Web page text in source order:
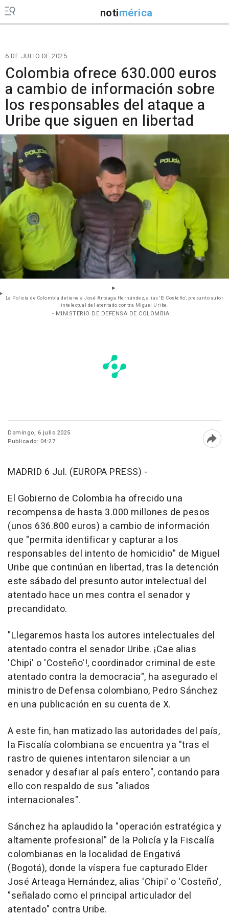
notimérica
6 DE JULIO DE 2025
Colombia ofrece 630.000 euros
a cambio de información sobre
los responsables del ataque a
Uribe que siguen en libertad
La Policía de Colombia detiene a José Arteaga Hernández, alias 'El Costeño', presunto autor
intelectual del atentado contra Miguel Uribe.
- MINISTERIO DE DEFENSA DE COLOMBIA
Domingo, 6 julio 2025
Publicado: 04:27
MADRID 6 Jul. (EUROPA PRESS) -
El Gobierno de Colombia ha ofrecido una
recompensa de hasta 3.000 millones de pesos
(unos 636.800 euros) a cambio de información
que "permita identificar y capturar a los
responsables del intento de homicidio" de Miguel
Uribe que continúan en libertad, tras la detención
este sábado del presunto autor intelectual del
atentado hace un mes contra el senador y
precandidato.
"Llegaremos hasta los autores intelectuales del
atentado contra el senador Uribe. ¡Cae alias
'Chipi' o 'Costeño'!, coordinador criminal de este
atentado contra la democracia", ha asegurado el
ministro de Defensa colombiano, Pedro Sánchez
en una publicación en su cuenta de X.
A este fin, han matizado las autoridades del país,
la Fiscalía colombiana se encuentra ya "tras el
rastro de quienes intentaron silenciar a un
senador y desafiar al país entero", contando para
ello con respaldo de sus "aliados
internacionales".
Sánchez ha aplaudido la "operación estratégica y
altamente profesional" de la Policía y la Fiscalía
colombianas en la localidad de Engativá
(Bogotá), donde la víspera fue capturado Elder
José Arteaga Hernández, alias 'Chipi' o 'Costeño',
"señalado como el principal articulador del
atentado" contra Uribe.